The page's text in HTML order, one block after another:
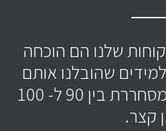
שלנו הם הוכחה
שהובלנו אותם
מכישלונות להצלחה מסחררת בין 90 ל- 100
קצר.